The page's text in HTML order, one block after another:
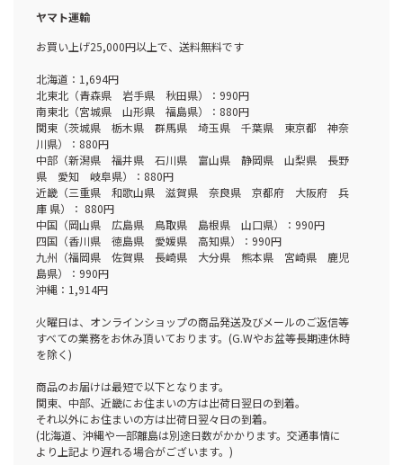
ヤマト運輸
お買い上げ25,000円以上で、送料無料です
北海道：1,694円
北東北（青森県 岩手県 秋田県）：990円
南東北（宮城県 山形県 福島県）：880円
関東（茨城県 栃木県 群馬県 埼玉県 千葉県 東京都 神奈
川県）：880円
中部（新潟県 福井県 石川県 富山県 静岡県 山梨県 長野
県 愛知 岐阜県）：880円
近畿（三重県 和歌山県 滋賀県 奈良県 京都府 大阪府 兵
庫 県）： 880円
中国（岡山県 広島県 鳥取県 島根県 山口県）：990円
四国（香川県 徳島県 愛媛県 高知県）：990円
九州（福岡県 佐賀県 長崎県 大分県 熊本県 宮崎県 鹿児
島県）：990円
沖縄：1,914円
火曜日は、オンラインショップの商品発送及びメールのご返信等
すべての業務をお休み頂いております。(G.Wやお盆等長期連休時
を除く)
商品のお届けは最短で以下となります。
関東、中部、近畿にお住まいの方は出荷日翌日の到着。
それ以外にお住まいの方は出荷日翌々日の到着。
(北海道、沖縄や一部離島は別途日数がかかります。交通事情に
より上記より遅れる場合がございます。)